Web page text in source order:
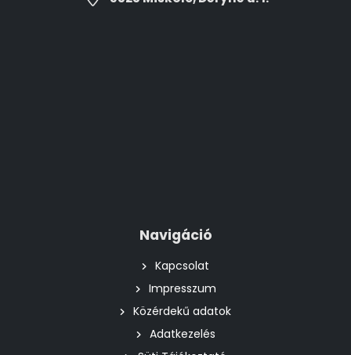
Navigáció
Kapcsolat
Impresszum
Közérdekű adatok
Adatkezelés